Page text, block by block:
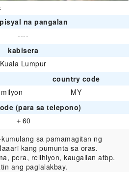
na pangalan
----
kabisera
Kuala Lumpur
country code
MY
(para sa telepono)
＋60
sa pamamagitan ng
kang pumunta sa oras.
pera, relihiyon, kaugalian atbp.
ang paglalakbay.